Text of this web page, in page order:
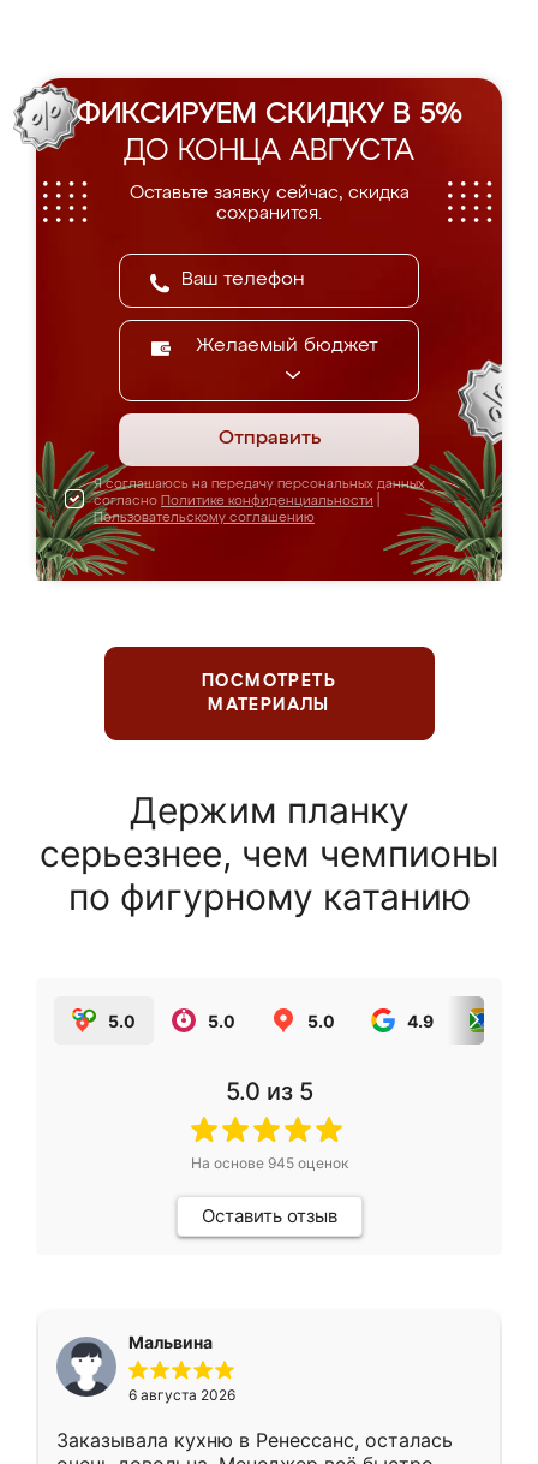
ФИКСИРУЕМ СКИДКУ В 5%
ДО КОНЦА АВГУСТА
Оставьте заявку сейчас, скидка
сохранится.
Желаемый бюджет
Отправить
Я соглашаюсь на передачу персональных данных
согласно Политике конфиденциальности
Пользовательскому соглашению
ПОСМОТРЕТЬ
МАТЕРИАЛЫ
Держим планку
серьезнее, чем чемпионы
по фигурному катанию
5.0 5.0 5.0 4.9
5.0 из 5
На основе 945оценок
Оставить отзыв
Мальвина
6 августа 2026
Заказывала кухню в Ренессанс, осталась